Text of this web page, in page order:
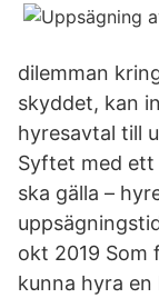
dilemman
skyddet, kan
hyresavtal till
Syftet med ett
ska gälla –
okt 2019
kunna hyra